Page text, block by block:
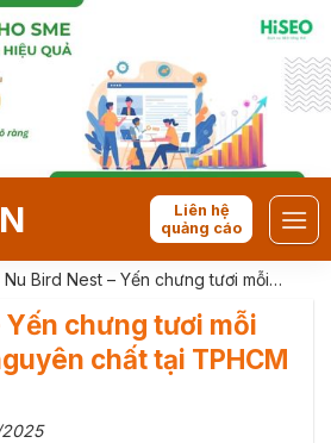
Liên hệ
quảng cáo
Nu Bird Nest – Yến chưng tươi mỗi
tại TPHCM
Yến chưng tươi mỗi
chất tại TPHCM